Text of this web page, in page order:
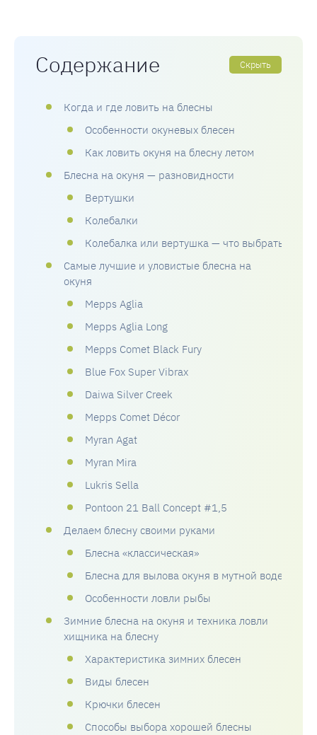
Содержание Скрыть
Когда и где ловить на блесны
Особенности окуневых блесен
Как ловить окуня на блесну летом
Блесна на окуня — разновидности
Вертушки
Колебалки
Колебалка или вертушка — что выбрать
Самые лучшие и уловистые блесна на
окуня
Mepps Aglia
Mepps Aglia Long
Mepps Comet Black Fury
Blue Fox Super Vibrax
Daiwa Silver Creek
Mepps Comet Décor
Myran Agat
Myran Mira
Lukris Sella
Pontoon 21 Ball Concept #1,5
Делаем блесну своими руками
Блесна «классическая»
Блесна для вылова окуня в мутной воде
Особенности ловли рыбы
Зимние блесна на окуня и техника ловли
хищника на блесну
Характеристика зимних блесен
Виды блесен
Крючки блесен
Способы выбора хорошей блесны